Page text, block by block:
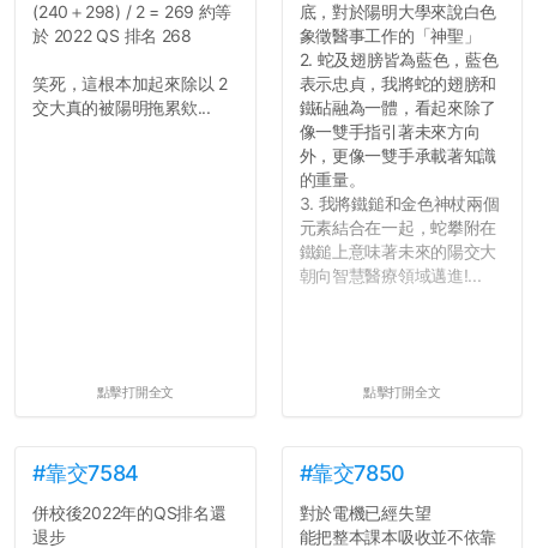
(240＋298) / 2 = 269 約等
於 2022 QS 排名 268
笑死，這根本加起來除以 2
交大真的被陽明拖累欸...
點擊打開全文
底，對於陽明大學來說白色
象徵醫事工作的「神聖」
2. 蛇及翅膀皆為藍色，藍色
表示忠貞，我將蛇的翅膀和
鐵砧融為一體，看起來除了
像一雙手指引著未來方向
外，更像一雙手承載著知識
的重量。
3. 我將鐵鎚和金色神杖兩個
元素結合在一起，蛇攀附在
鐵鎚上意味著未來的陽交大
朝向智慧醫療領域邁進!...
點擊打開全文
#靠交7584
併校後2022年的QS排名還
退步
#靠交7850
對於電機已經失望
能把整本課本吸收並不依靠